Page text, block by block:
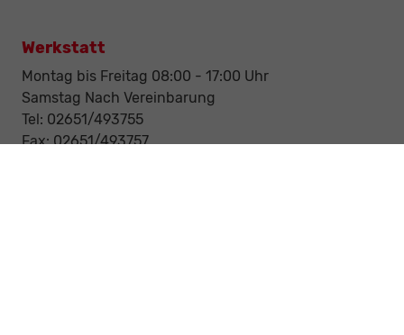
Werkstatt
Montag bis Freitag 08:00 - 17:00 Uhr
Samstag Nach Vereinbarung
Tel: 02651/493755
Fax: 02651/493757